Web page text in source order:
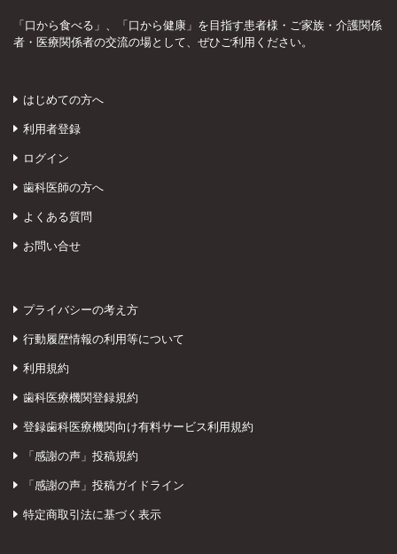
「口から食べる」、「口から健康」を目指す患者様・ご家族・介護関係
者・医療関係者の交流の場として、ぜひご利用ください。
はじめての方へ
利用者登録
ログイン
歯科医師の方へ
よくある質問
お問い合せ
プライバシーの考え方
行動履歴情報の利用等について
利用規約
歯科医療機関登録規約
登録歯科医療機関向け有料サービス利用規約
「感謝の声」投稿規約
「感謝の声」投稿ガイドライン
特定商取引法に基づく表示